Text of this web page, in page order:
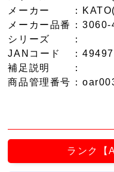
メーカー
：
メーカー品番
：3060-
シリーズ
：
JANコード
：
補足説明
：
商品管理番号 ：
ランク【